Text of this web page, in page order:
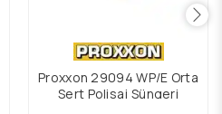
Proxxon 29094 WP/E Orta
Sert Polisaj Süngeri